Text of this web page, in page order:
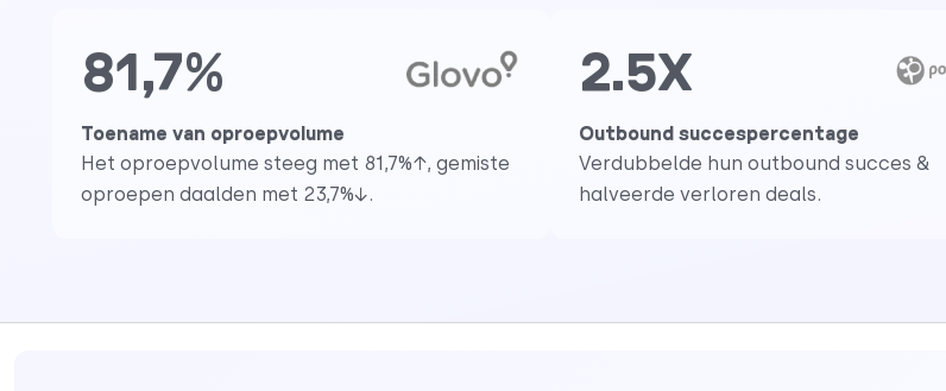
81,7%
Toename van oproepvolume
Het oproepvolume steeg met 81,7%↑, gemiste
oproepen daalden met 23,7%↓.
2.5X
Outbound succespercentage
Verdubbelde hun outbound succes &
halveerde verloren deals.